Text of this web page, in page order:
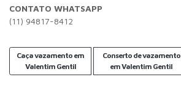
CONTATO WHATSAPP
(11) 94817-8412
Caça vazamento em
Valentim Gentil
Conserto de vazamento
em Valentim Gentil